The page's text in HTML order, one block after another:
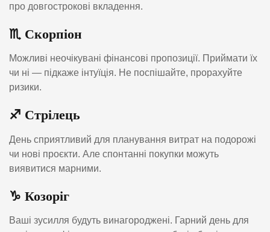
про довгострокові вкладення.
♏️ Скорпіон
Можливі неочікувані фінансові пропозиції. Приймати їх
чи ні — підкаже інтуїція. Не поспішайте, прорахуйте
ризики.
♐️ Стрілець
День сприятливий для планування витрат на подорожі
чи нові проєкти. Але спонтанні покупки можуть
виявитися марними.
♑️ Козоріг
Ваші зусилля будуть винагороджені. Гарний день для